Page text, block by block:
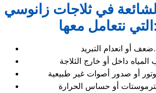
في ثلاجات زانوسي
معها:
ضعف أو انعدام التبريد.